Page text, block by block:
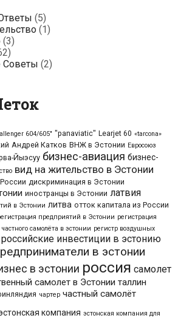
(5)
(1)
(3)
Советы (2)
604/605" "panaviatic" Learjet 60 «tarcona»
Андрей Катков ВНЖ в Эстонии Евросоюз
Йыэсуу бизнес-авиация бизнес-
вид на жительство в Эстонии
дискриминация в Эстонии
иностранцы в Эстонии латвия
в Эстонии литва отток капитала из России
предприятий в Эстонии регистрация
самолёта в эстонии регистр воздушных
российские инвестиции в эстонию
в эстонии
в эстонии россия самолет
самолет в Эстонии таллин
чартер частный самолёт
компания эстонская компания для